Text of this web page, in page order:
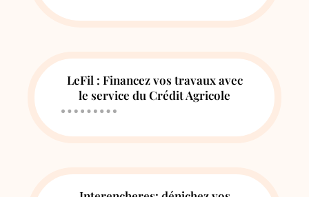
LeFil : Financez vos travaux avec
le service du Crédit Agricole